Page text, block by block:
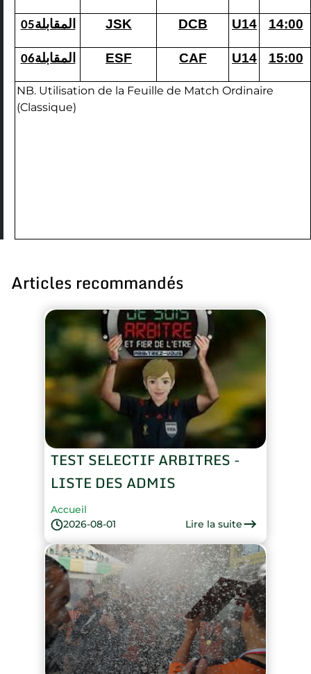
المقابلة05 JSK DCB U14 14:00
المقابلة06 ESF CAF U14 15:00
NB. Utilisation de la Feuille de Match Ordinaire
(Classique)
Articles recommandés
TEST SELECTIF ARBITRES -
LISTE DES ADMIS
2026-08-01
Accueil
Lire la suite